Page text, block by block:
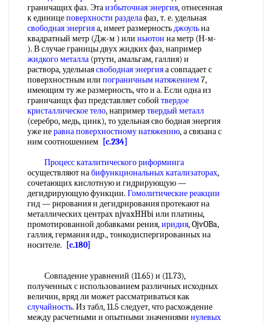
граничащих фаз. Этаизбыточная энергия, отнесенная
к единицеповерхности разделафаз, т. е. удельная
свободная энергияа, имеет размерностьджоульна
квадратный метр (Дж-м ) или ньютон на метр (Н-м-
). В случае границы двух жидких фаз, например
жидкого металла (ртути, амальгам, галлия) и
раствора, удельнаясвободная энергияа совпадает с
поверхностным или пограничным натяжением7,
имеющим ту же размерность, что и а. Если одна из
граничаищх фаз представляет собой твердое
кристаллическое тело, напримертвердый металл
(серебро, медь, цинк), то удельная сво бодиая энергия
уже неравнаповерхностному натяжению, а связана с
ним соотношением [c.234]
Процесс каталитического риформинга
осуществляют набифункциональных катализаторах,
сочетающих кислотную и гидрирующую —
дегидрирующую функции. Гомолитические реакции
гид — рнрования и дегидрирования протекают на
металлических центрах njvaxHHbi или платины,
промотированной добавками рения,иридия, OjvOBa,
галлия, германия идр., тонкодиспергированных на
носителе.
[c.180]
Совпадение уравнений (11.65) и (11.73),
полученных с использованием различных исходных
величин, вряд ли может рассматриваться как
случайность. Из табл, 11.5 следует, что расхождение
между расчетными и опытными значениями нулевых